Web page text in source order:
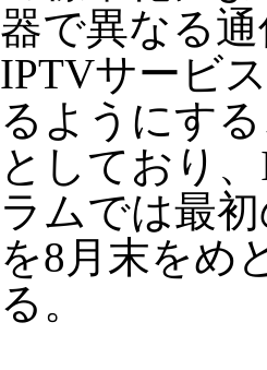
器で異なる
IPTVサービ
るようにす
としており
ラムでは最
を8月末をめ
る。